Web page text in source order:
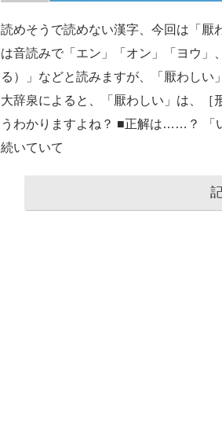
読めそうで読めない漢字、今回は「厭
は音読みで「エン」「オン」「ヨウ」
る）」などと読みますが、「厭わし
大辞泉によると、「厭わしい」は、［
うわかりますよね？ ■正解は……？ 「
続いていて